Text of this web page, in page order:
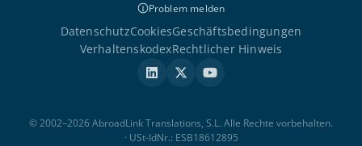
Problem melden
DatenschutzCookiesGeschäftsbedingungen
VerhaltenskodexRechtlicher Hinweis
© 2002–2026 AbroadLink Translations, S.L. Alle Rechte vorbehalten.
· USt-IdNr.: ESB18612895